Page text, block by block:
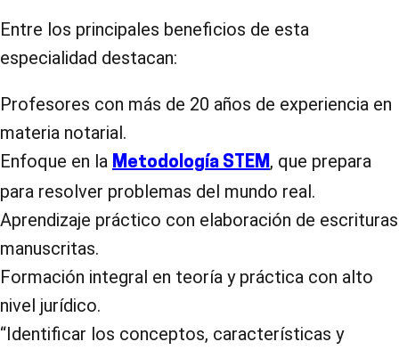
Entre los principales beneficios de esta
especialidad destacan:
Profesores con más de 20 años de experiencia en
materia notarial.
Enfoque en la Metodología STEM , que prepara
para resolver problemas del mundo real.
Aprendizaje práctico con elaboración de escrituras
manuscritas.
Formación integral en teoría y práctica con alto
nivel jurídico.
“Identificar los conceptos, características y